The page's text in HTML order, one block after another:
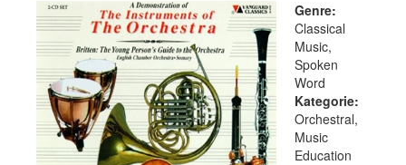
Genre:
Classical
Music,
Spoken
Word
Kategorie:
Orchestral,
Music
Education